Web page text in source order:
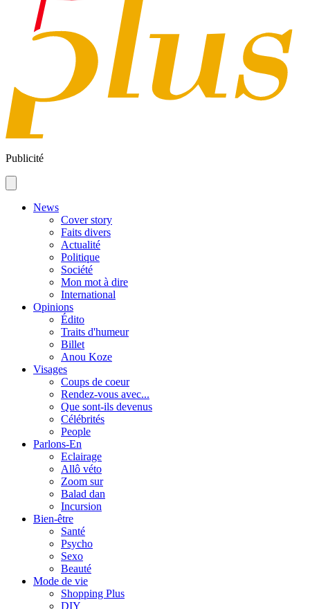
Publicité
News
Cover story
Faits divers
Actualité
Politique
Société
Mon mot à dire
International
Opinions
Édito
Traits d'humeur
Billet
Anou Koze
Visages
Coups de coeur
Rendez-vous avec...
Que sont-ils devenus
Célébrités
People
Parlons-En
Eclairage
Allô véto
Zoom sur
Balad dan
Incursion
Bien-être
Santé
Psycho
Sexo
Beauté
Mode de vie
Shopping Plus
DIY